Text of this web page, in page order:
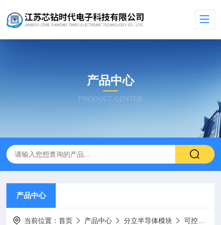
产品中心
PRODUCT CENTER
产品中心
当前位置：首页 产品中心 分立半导体模块 可控硅模块